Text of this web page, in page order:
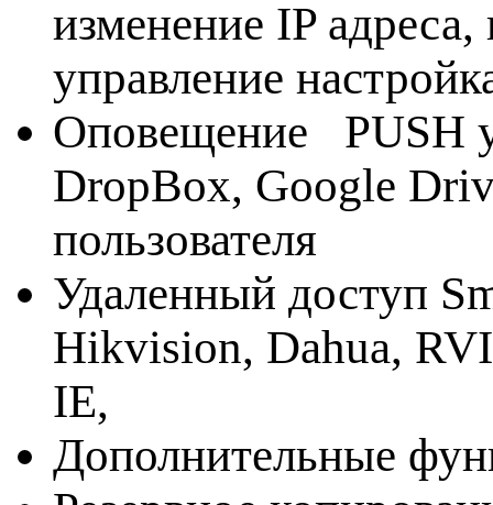
изменение IP
управление
Оповещение PUSH
DropBox, Google
пользователя
Удаленный доступ
Hikvision, Dahua,
IE,
Дополнительные